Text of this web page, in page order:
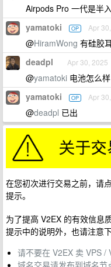
Airpods Pro 一代是半
yamatoki OP Apr
@HiramWong 有硅胶
deadpl Apr 30, 2025
@yamatoki 电池怎么样
yamatoki OP Apr
@deadpl 已出
在您初次进行交易之前，请
提示。
为了提高 V2EX 的有效信息
提示中的说明外，也请注意
请不要在 V2EX 卖 VPS /